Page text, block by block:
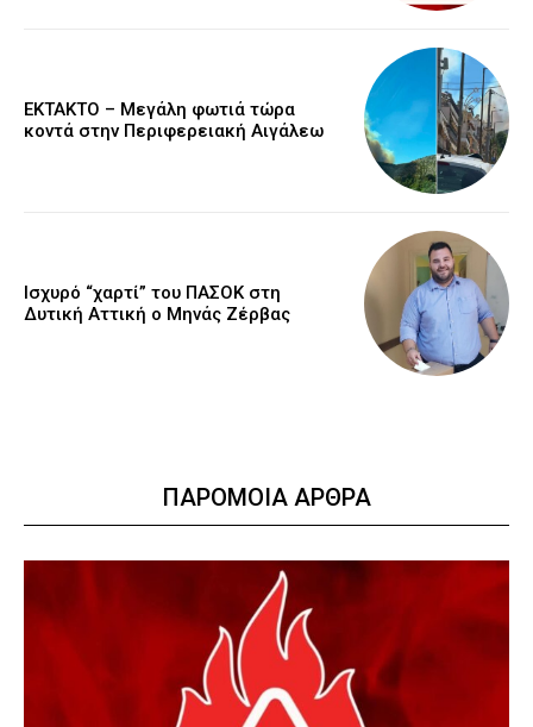
ΕΚΤΑΚΤΟ – Μεγάλη φωτιά τώρα
κοντά στην Περιφερειακή Αιγάλεω
Ισχυρό “χαρτί” του ΠΑΣΟΚ στη
Δυτική Αττική ο Μηνάς Ζέρβας
ΠΑΡΟΜΟΙΑ ΑΡΘΡΑ